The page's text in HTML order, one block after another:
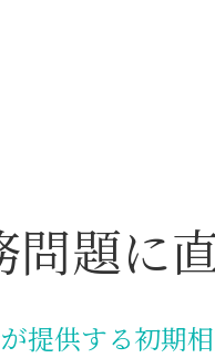
問題に
提供する初期